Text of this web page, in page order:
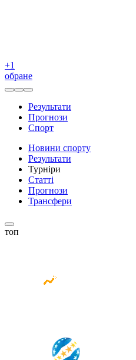
+1
обране
Результати
Прогнози
Спорт
Новини спорту
Результати
Турніри
Статті
Прогнози
Трансфери
топ